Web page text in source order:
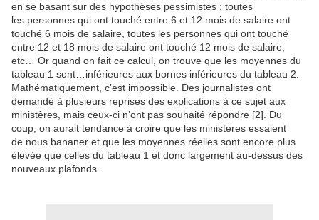
en se basant sur des hypothèses pessimistes : toutes
les personnes qui ont touché entre 6 et 12 mois de salaire ont
touché 6 mois de salaire, toutes les personnes qui ont touché
entre 12 et 18 mois de salaire ont touché 12 mois de salaire,
etc… Or quand on fait ce calcul, on trouve que les moyennes du
tableau 1 sont…inférieures aux bornes inférieures du tableau 2.
Mathématiquement, c’est impossible. Des journalistes ont
demandé à plusieurs reprises des explications à ce sujet aux
ministères, mais ceux-ci n’ont pas souhaité répondre [2]. Du
coup, on aurait tendance à croire que les ministères essaient
de nous bananer et que les moyennes réelles sont encore plus
élevée que celles du tableau 1 et donc largement au-dessus des
nouveaux plafonds.